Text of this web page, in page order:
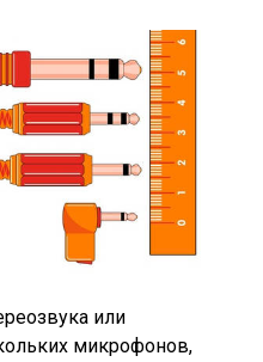
или
микрофонов,